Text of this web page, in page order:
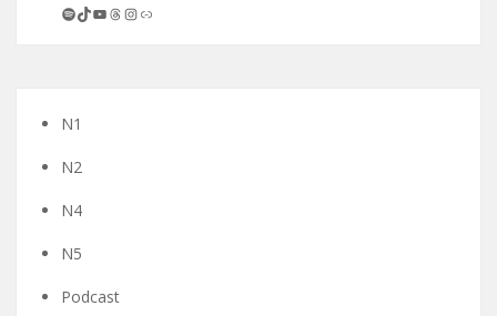
Spotify
TikTok
YouTube
Threads
Instagram
連結
N1
N2
N4
N5
Podcast